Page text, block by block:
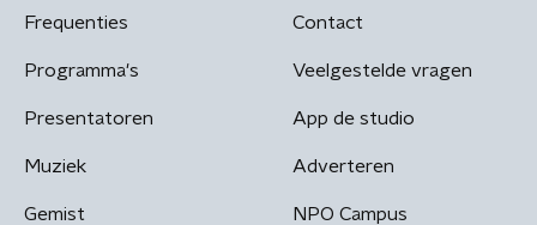
Frequenties
Programma's
Presentatoren
Muziek
Gemist
Contact
Veelgestelde vragen
App de studio
Adverteren
NPO Campus